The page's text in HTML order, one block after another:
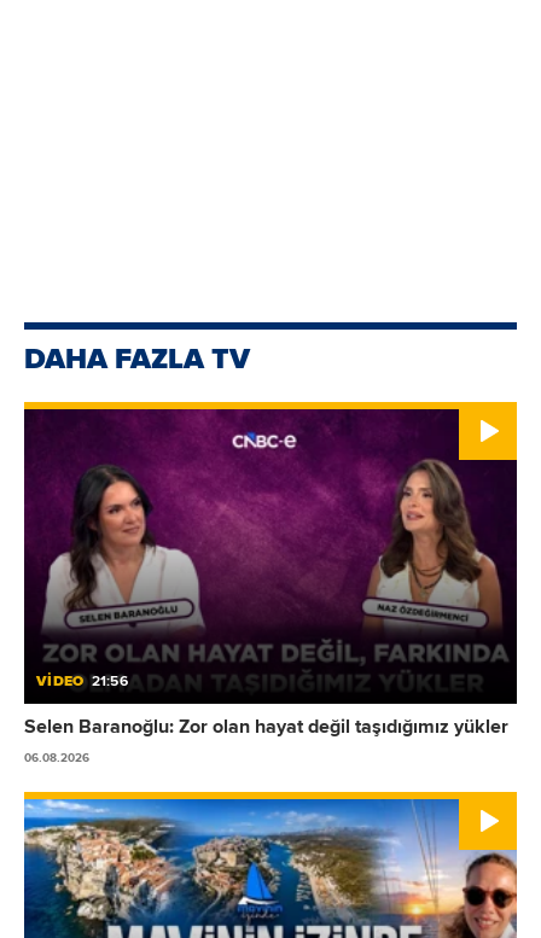
DAHA FAZLA TV
VİDEO 21:56
Selen Baranoğlu: Zor olan hayat değil taşıdığımız yükler
06.08.2026